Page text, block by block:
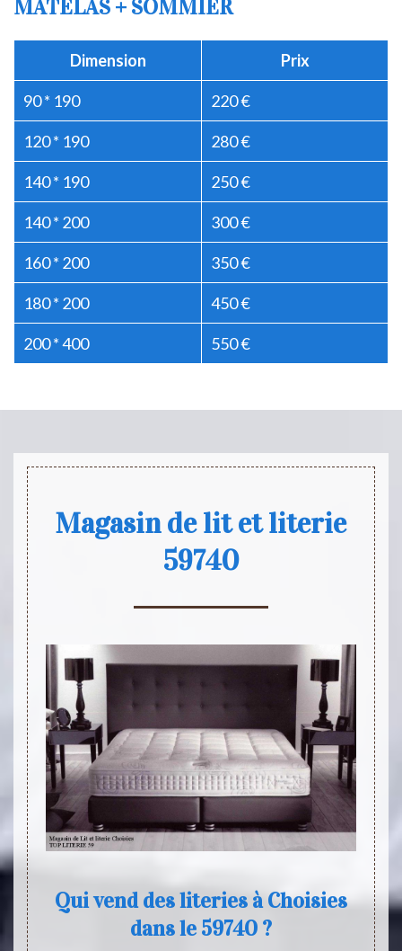
MATELAS + SOMMIER
Dimension Prix
90 * 190 220 €
120 * 190 280 €
140 * 190 250 €
140 * 200 300 €
160 * 200 350 €
180 * 200 450 €
200 * 400 550 €
Magasin de lit et literie
59740
le
Qui vend des literies à Choisies
dans le 59740 ?
Le lit